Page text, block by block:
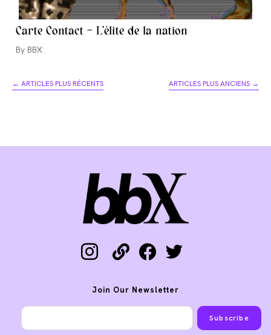
Carte Contact – L’élite de la nation
Auteur/autrice
publication :
BBX
← ARTICLES PLUS RÉCENTS ARTICLES PLUS ANCIENS →
instagram
link facebooktwitter
Join Our Newsletter